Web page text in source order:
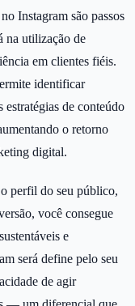
Instagram são passos
na utilização de
em clientes fiéis.
identificar
de conteúdo
o retorno
digital.
perfil do seu público,
você consegue
e
será define pelo seu
de agir